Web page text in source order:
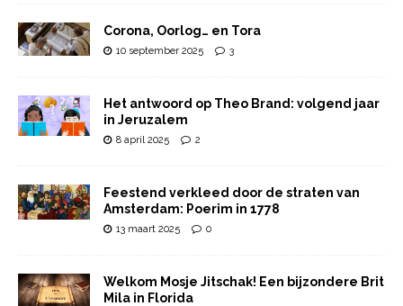
Corona, Oorlog… en Tora
10 september 2025 3
Het antwoord op Theo Brand: volgend jaar
in Jeruzalem
8 april 2025 2
Feestend verkleed door de straten van
Amsterdam: Poerim in 1778
13 maart 2025 0
Welkom Mosje Jitschak! Een bijzondere Brit
Mila in Florida